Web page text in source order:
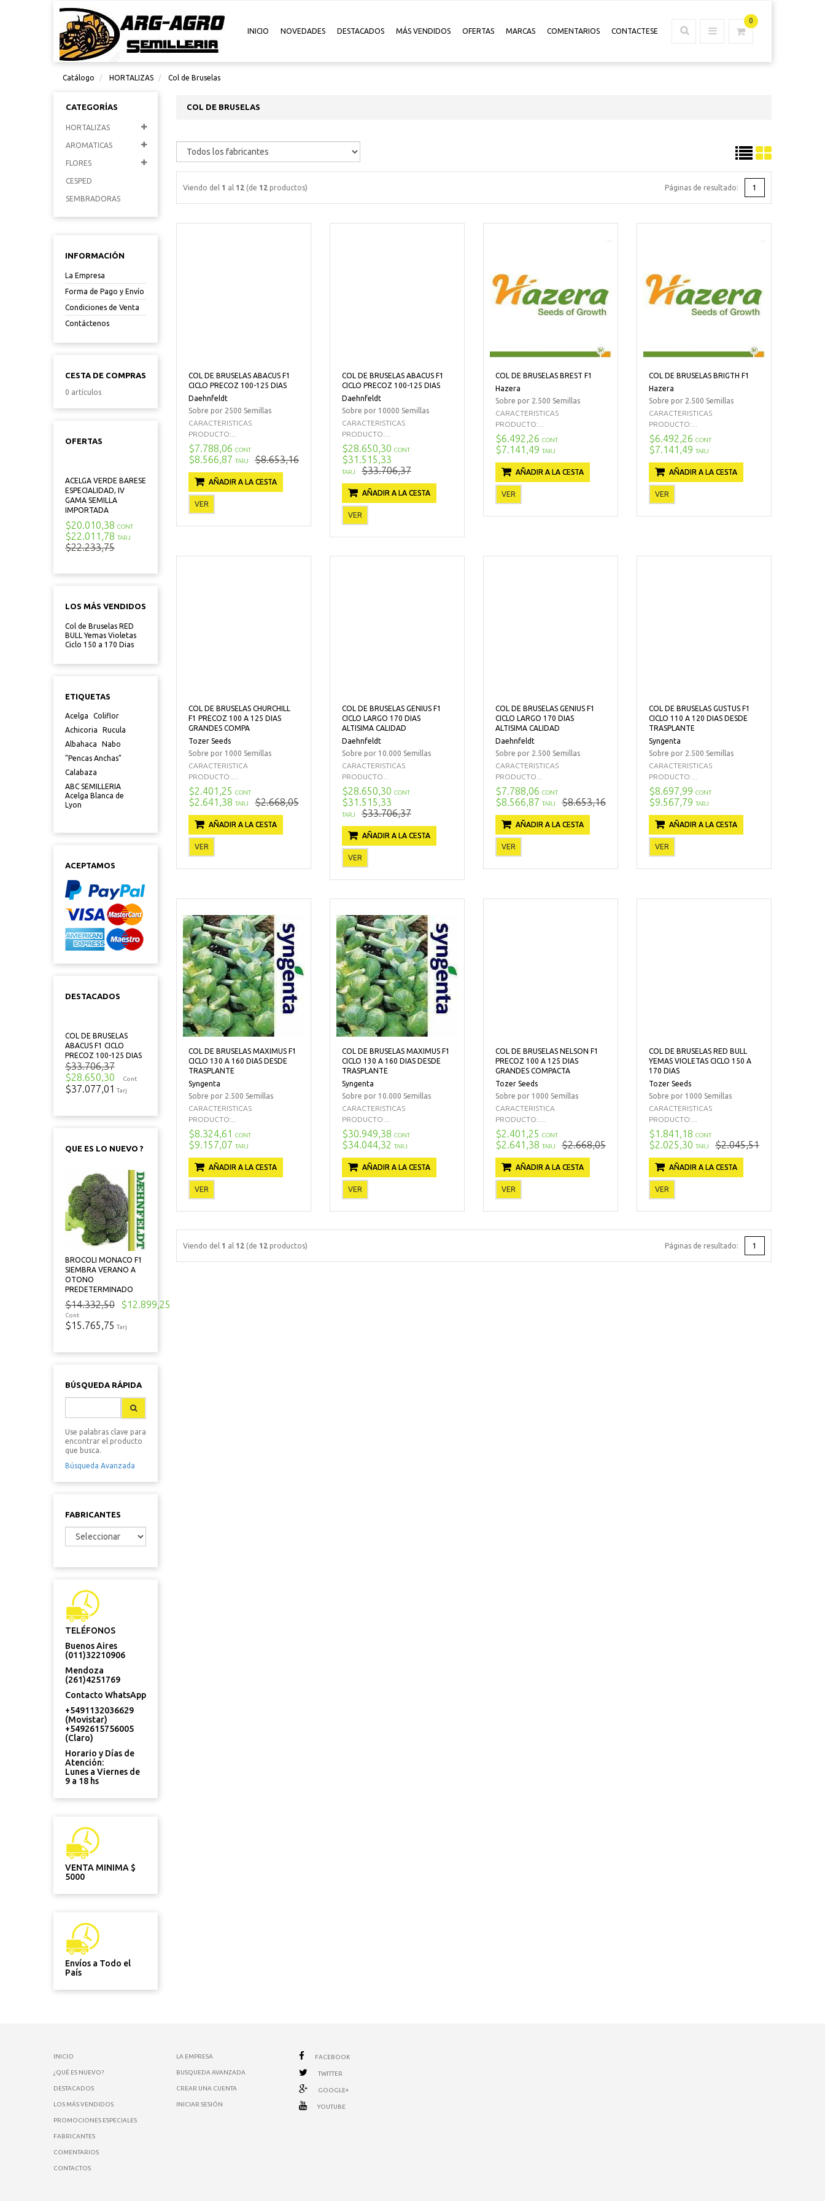
INICIO NOVEDADES DESTACADOS MÁS VENDIDOS OFERTAS MARCAS COMENTARIOS CONTACTESE
0
Catálogo HORTALIZAS Col de Bruselas
CATEGORÍAS
HORTALIZAS
AROMATICAS
FLORES
CESPED
SEMBRADORAS
INFORMACIÓN
La Empresa
Forma de Pago y Envío
Condiciones de Venta
Contáctenos
CESTA DE COMPRAS
0 artículos
OFERTAS
ACELGA VERDE BARESE
ESPECIALIDAD, IV
GAMA SEMILLA
IMPORTADA
$20.010,38 CONT
$22.011,78 TARJ
$22.233,75
LOS MÁS VENDIDOS
Col de Bruselas RED
BULL Yemas Violetas
Ciclo 150 a 170 Dias
ETIQUETAS
Acelga
Coliflor
Achicoria
Rucula
Albahaca
Nabo
"Pencas Anchas"
Calabaza
ABC SEMILLERIA
Acelga Blanca de
Lyon
ACEPTAMOS
DESTACADOS
COL DE BRUSELAS
ABACUS F1 CICLO
PRECOZ 100-125 DIAS
$33.706,37
$28.650,30
Cont
$37.077,01 Tarj
QUE ES LO NUEVO ?
BROCOLI MONACO F1
SIEMBRA VERANO A
OTONO
PREDETERMINADO
$14.332,50 $12.899,25
Cont
$15.765,75 Tarj
BÚSQUEDA RÁPIDA
Use palabras clave para
encontrar el producto
que busca.
Búsqueda Avanzada
FABRICANTES
TELÉFONOS
Buenos Aires
(011)32210906
Mendoza
(261)4251769
Contacto WhatsApp
+5491132036629
(Movistar)
+5492615756005
(Claro)
Horario y Días de
Atención:
Lunes a Viernes de
9 a 18 hs
VENTA MINIMA $
5000
Envíos a Todo el
País
COL DE BRUSELAS
Viendo del 1 al 12 (de 12 productos) 1
Páginas de resultado:
COL DE BRUSELAS ABACUS F1
CICLO PRECOZ 100-125 DIAS
Daehnfeldt
Sobre por 2500 Semillas
CARACTERISTICAS
PRODUCTO:...
$7.788,06 CONT
$8.566,87 TARJ $8.653,16
AÑADIR A LA CESTA
VER
COL DE BRUSELAS ABACUS F1
CICLO PRECOZ 100-125 DIAS
Daehnfeldt
Sobre por 10000 Semillas
CARACTERISTICAS
PRODUCTO:...
$28.650,30 CONT
$31.515,33
TARJ $33.706,37
AÑADIR A LA CESTA
VER
COL DE BRUSELAS BREST F1
Hazera
Sobre por 2.500 Semillas
CARACTERISTICAS
PRODUCTO:...
$6.492,26 CONT
$7.141,49 TARJ
AÑADIR A LA CESTA
VER
COL DE BRUSELAS BRIGTH F1
Hazera
Sobre por 2.500 Semillas
CARACTERISTICAS
PRODUCTO:...
$6.492,26 CONT
$7.141,49 TARJ
AÑADIR A LA CESTA
VER
COL DE BRUSELAS CHURCHILL
F1 PRECOZ 100 A 125 DIAS
GRANDES COMPA
Tozer Seeds
Sobre por 1000 Semillas
CARACTERISTICA
PRODUCTO:....
$2.401,25 CONT
$2.641,38 TARJ $2.668,05
AÑADIR A LA CESTA
VER
COL DE BRUSELAS GENIUS F1
CICLO LARGO 170 DIAS
ALTISIMA CALIDAD
Daehnfeldt
Sobre por 10.000 Semillas
CARACTERISTICAS
PRODUCTO...
$28.650,30 CONT
$31.515,33
TARJ $33.706,37
AÑADIR A LA CESTA
VER
COL DE BRUSELAS GENIUS F1
CICLO LARGO 170 DIAS
ALTISIMA CALIDAD
Daehnfeldt
Sobre por 2.500 Semillas
CARACTERISTICAS
PRODUCTO...
$7.788,06 CONT
$8.566,87 TARJ $8.653,16
AÑADIR A LA CESTA
VER
COL DE BRUSELAS GUSTUS F1
CICLO 110 A 120 DIAS DESDE
TRASPLANTE
Syngenta
Sobre por 2.500 Semillas
CARACTERISTICAS
PRODUCTO:...
$8.697,99 CONT
$9.567,79 TARJ
AÑADIR A LA CESTA
VER
COL DE BRUSELAS MAXIMUS F1
CICLO 130 A 160 DIAS DESDE
TRASPLANTE
Syngenta
Sobre por 2.500 Semillas
CARACTERISTICAS
PRODUCTO:...
$8.324,61 CONT
$9.157,07 TARJ
AÑADIR A LA CESTA
VER
COL DE BRUSELAS MAXIMUS F1
CICLO 130 A 160 DIAS DESDE
TRASPLANTE
Syngenta
Sobre por 10.000 Semillas
CARACTERISTICAS
PRODUCTO:...
$30.949,38 CONT
$34.044,32 TARJ
AÑADIR A LA CESTA
VER
COL DE BRUSELAS NELSON F1
PRECOZ 100 A 125 DIAS
GRANDES COMPACTA
Tozer Seeds
Sobre por 1000 Semillas
CARACTERISTICA
PRODUCTO:....
$2.401,25 CONT
$2.641,38 TARJ $2.668,05
AÑADIR A LA CESTA
VER
COL DE BRUSELAS RED BULL
YEMAS VIOLETAS CICLO 150 A
170 DIAS
Tozer Seeds
Sobre por 1000 Semillas
CARACTERISTICAS
PRODUCTO:...
$1.841,18 CONT
$2.025,30 TARJ $2.045,51
AÑADIR A LA CESTA
VER
Viendo del 1 al 12 (de 12 productos) 1
Páginas de resultado:
INICIO
¿QUÉ ES NUEVO?
DESTACADOS
LOS MÁS VENDIDOS
PROMOCIONES ESPECIALES
FABRICANTES
COMENTARIOS
CONTACTOS
LA EMPRESA
BUSQUEDA AVANZADA
CREAR UNA CUENTA
INICIAR SESIÓN
FACEBOOK
TWITTER
GOOGLE+
YOUTUBE